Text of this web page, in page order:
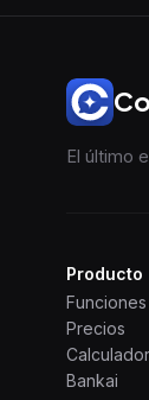
El último
Producto
Funciones
Precios
Bankai